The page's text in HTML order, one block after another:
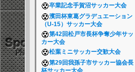
卒業記念手賀沼サッカー大会
濱田杯東葛グラデュエーション
（U-15）サッカー大会
第42回松戸市長杯争奪少年サッ
カー大会
松葉ミニサッカー交歓大会
第29回我孫子市サッカー協会長
杯サッカー大会